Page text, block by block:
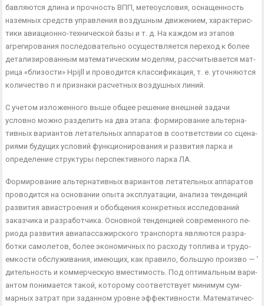
бавляются длина и прочность ВПП, метеоусловия, оснащенность
наземных средств управления воздушным движением, характерис­
тики авиационно-технической базы и т. д. На каждом из этапов
агрегирования последовательно осуществляется переход к более
детализированным математическим моделям, рассчитывается мат­
рица «близости» Hpijll и проводится классификация, т. е. уточняют­ся
количество п и признаки расчетных воздушных линий.
С учетом изложенного выше общее решение внешней задачи
условно можно разделить на два этапа: формирование альтерна­
тивных вариантов летательных аппаратов в соответствии со сцена­
риями будущих условий функционирования и развития парка и
определение структуры перспективного парка ЛА.
Формирование альтернативных вариантов летательных аппара­тов
проводится на основании опыта эксплуатации, анализа тенден­ций
развития авиастроения и обобщения конкретных исследований
заказчика и разработчика. Основной тенденцией современного пе­
риода развития авиапассажирского транспорта являются разра­
ботки самолетов, более экономичных по расходу топлива и трудо­
емкости обслуживания, имеющих, как правило, большую произво — ‘
дительность и коммерческую вместимость. Под оптимальным вари­
антом понимается такой, которому соответствует минимум сум­
марных затрат при заданном уровне эффективности. Математичес­